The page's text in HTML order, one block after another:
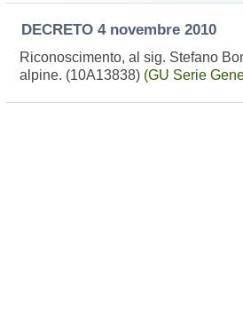
DECRETO 4 novembre 2010
Riconoscimento, al sig. Stefano
alpine. (10A13838) (GU Serie